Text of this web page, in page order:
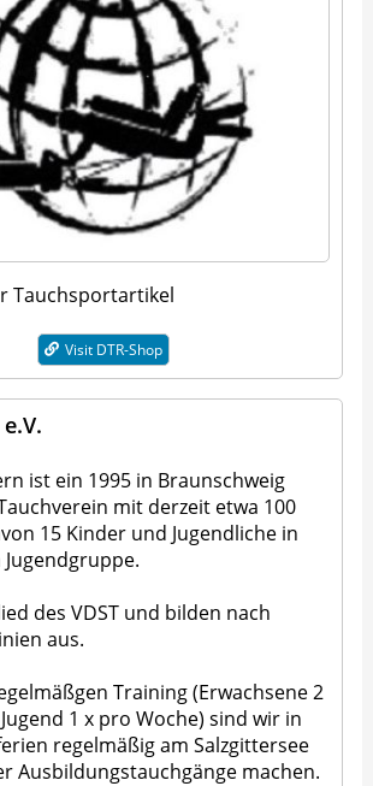
Tauchsportartikel
Visit DTR-Shop
ist ein 1995 in Braunschweig
mit derzeit etwa 100
15 Kinder und Jugendliche in
des VDST und bilden nach
aus.
Training (Erwachsene 2
1 x pro Woche) sind wir in
regelmäßig am Salzgittersee
Ausbildungstauchgänge machen.